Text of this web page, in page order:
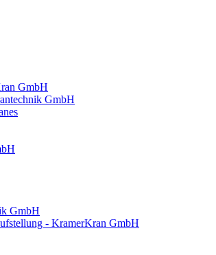
GmbH
GmbH
GmbH
- KramerKran GmbH